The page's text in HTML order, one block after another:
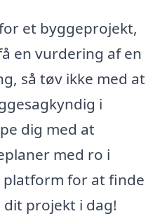
et byggeprojekt,
en vurdering af en
så tøv ikke med at
i
dig med at
med ro i
platform for at finde
projekt i dag!